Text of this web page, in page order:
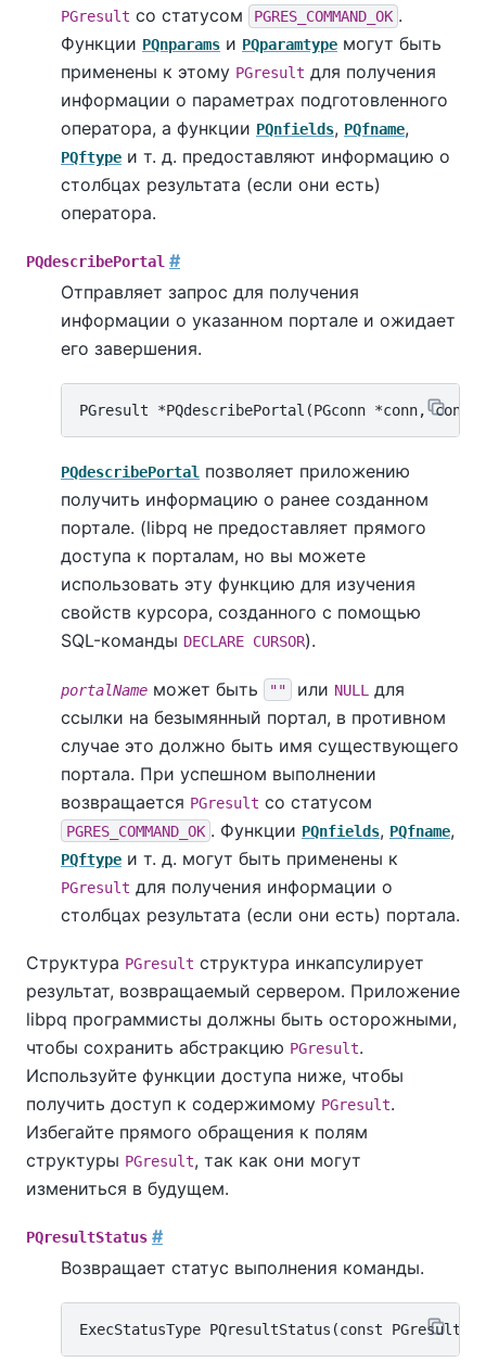
PGresult со статусом PGRES_COMMAND_OK .
Функции PQnparams и PQparamtype могут быть
применены к этому PGresult для получения
информации о параметрах подготовленного
оператора, а функции PQnfields, PQfname,
PQftype и т. д. предоставляют информацию о
столбцах результата (если они есть)
оператора.
PQdescribePortal #
Отправляет запрос для получения
информации о указанном портале и ожидает
его завершения.
PQdescribePortal позволяет приложению
получить информацию о ранее созданном
портале. (libpq не предоставляет прямого
доступа к порталам, но вы можете
использовать эту функцию для изучения
свойств курсора, созданного с помощью
SQL-команды DECLARE CURSOR).
portalName может быть "" или NULL
для
ссылки на безымянный портал, в противном
случае это должно быть имя существующего
портала. При успешном выполнении
возвращается PGresult со статусом
PGRES_COMMAND_OK . Функции PQnfields, PQfname,
PQftype и т. д. могут быть применены к
PGresult для получения информации о
столбцах результата (если они есть) портала.
Структура PGresult структура инкапсулирует
результат, возвращаемый сервером. Приложение
libpq программисты должны быть осторожными,
чтобы сохранить абстракцию PGresult.
Используйте функции доступа ниже, чтобы
получить доступ к содержимому PGresult.
Избегайте прямого обращения к полям
структуры PGresult, так как они могут
измениться в будущем.
PQresultStatus #
Возвращает статус выполнения команды.